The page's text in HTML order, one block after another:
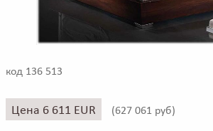
код 136 513
Цена 6 611 EUR (627 061 руб)